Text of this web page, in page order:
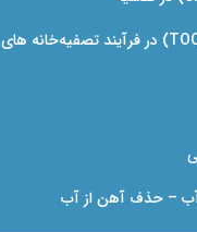
کاهش کربن آلی کل (TOC) در فرآیند تصفیه‌خانه ‌های
– حذف آهن از آب